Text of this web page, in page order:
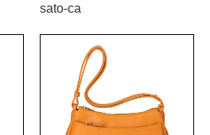
sato-ca